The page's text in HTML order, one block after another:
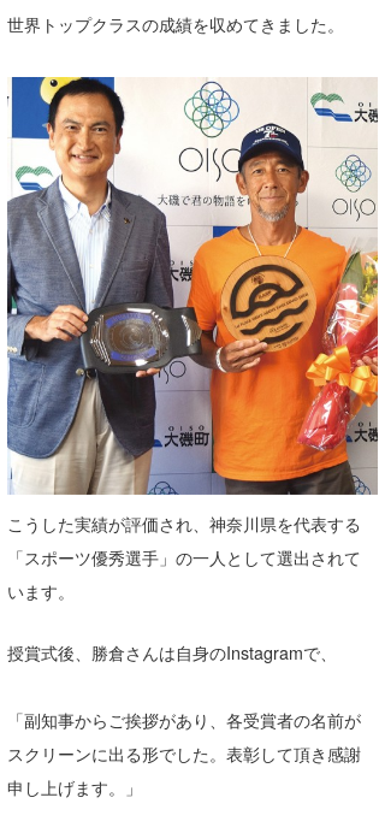
世界トップクラスの成績を収めてきました。
こうした実績が評価され、神奈川県を代表する
「スポーツ優秀選手」の一人として選出されて
います。
授賞式後、勝倉さんは自身のInstagramで、
「副知事からご挨拶があり、各受賞者の名前が
スクリーンに出る形でした。表彰して頂き感謝
申し上げます。」
KOBU
MIN
mitz
OYZ
S.K
Soulman
VAGY
waka☆=
YUKI☆
ハンマー
まっきー
三輪予報士
上田純子
上條将美